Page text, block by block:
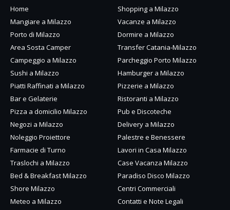
Home
Shopping a Milazzo
Mangiare a Milazzo
Vacanze a Milazzo
Porto di Milazzo
Dormire a Milazzo
Area Sosta Camper
Transfer Catania-Milazzo
Campeggio a Milazzo
Parcheggio Porto Milazzo
Sushi a Milazzo
Hamburger a Milazzo
Piatti Raffinati a Milazzo
Pizzerie a Milazzo
Bar e Gelaterie
Ristoranti a Milazzo
Pizza a domicilio Milazzo
Pub e Discoteche
Negozi a Milazzo
Delivery a Milazzo
Noleggio Proiettore
Palestre e Benessere
Farmacie di Turno
Lavori in Casa Milazzo
Traslochi a Milazzo
Case Vacanza Milazzo
Bed & Breakfast Milazzo
Paradiso Disco Milazzo
Shore Milazzo
Centri Commerciali
Meteo a Milazzo
Contatti e Note Legali